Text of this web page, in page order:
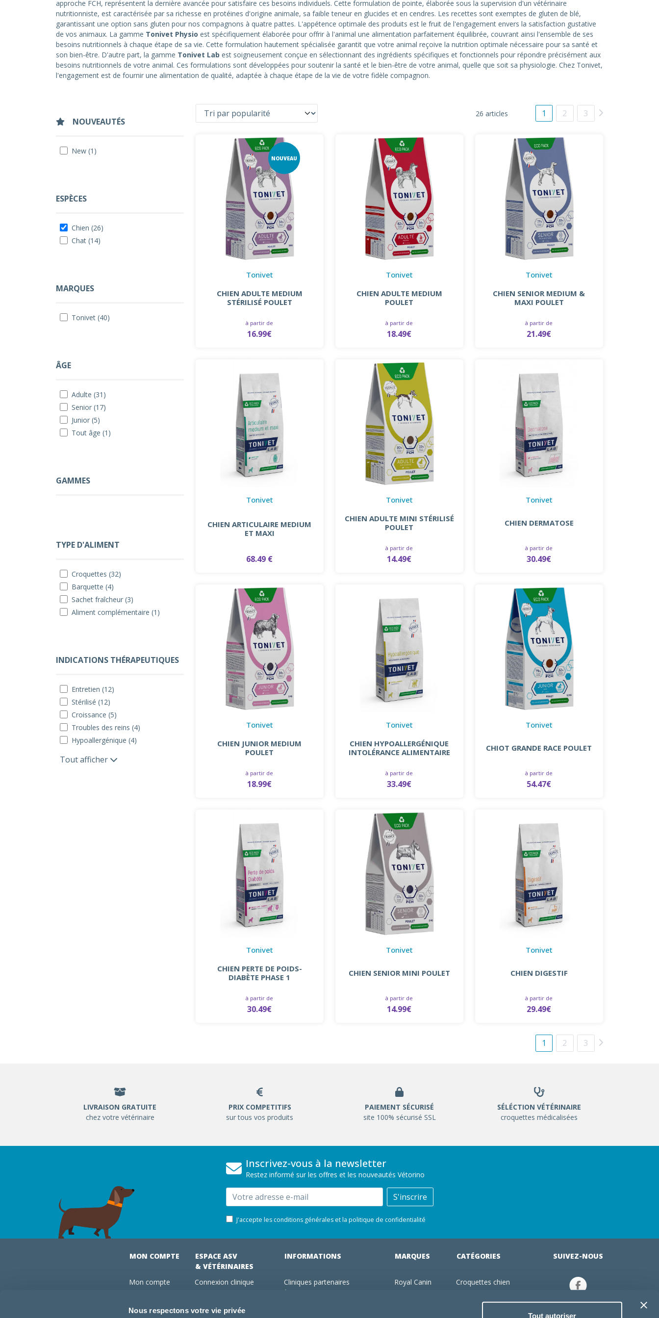
Nous respectons votre vie privée
Tout autoriser
approche FCH, représentent la dernière avancée pour satisfaire ces besoins individuels. Cette formulation de pointe, élaborée sous la supervision d'un vétérinaire
nutritionniste, est caractérisée par sa richesse en protéines d'origine animale, sa faible teneur en glucides et en cendres. Les recettes sont exemptes de gluten de blé,
garantissant une option sans gluten pour nos compagnons à quatre pattes. L'appétence optimale des produits est le fruit de l'engagement envers la satisfaction gustative
de vos animaux. La gamme Tonivet Physio est spécifiquement élaborée pour offrir à l'animal une alimentation parfaitement équilibrée, couvrant ainsi l'ensemble de ses
besoins nutritionnels à chaque étape de sa vie. Cette formulation hautement spécialisée garantit que votre animal reçoive la nutrition optimale nécessaire pour sa santé et
son bien-être. D'autre part, la gamme Tonivet Lab est soigneusement conçue en sélectionnant des ingrédients spécifiques et fonctionnels pour répondre précisément aux
besoins nutritionnels de votre animal. Ces formulations sont développées pour soutenir la santé et le bien-être de votre animal, quelle que soit sa physiologie. Chez Tonivet,
l'engagement est de fournir une alimentation de qualité, adaptée à chaque étape de la vie de votre fidèle compagnon.
NOUVEAUTÉS
New (1)
ESPÈCES
Chien (26)
Chat (14)
MARQUES
Tonivet (40)
ÂGE
Adulte (31)
Senior (17)
Junior (5)
Tout âge (1)
GAMMES
TYPE D'ALIMENT
Croquettes (32)
Barquette (4)
Sachet fraîcheur (3)
Aliment complémentaire (1)
INDICATIONS THÉRAPEUTIQUES
Entretien (12)
Stérilisé (12)
Croissance (5)
Troubles des reins (4)
Hypoallergénique (4)
Tout afficher
26 articles 1 2 3
NOUVEAU
Tonivet
CHIEN ADULTE MEDIUM
STÉRILISÉ POULET
à partir de
16.99€
Tonivet
CHIEN ADULTE MEDIUM
POULET
à partir de
18.49€
Tonivet
CHIEN SENIOR MEDIUM &
MAXI POULET
à partir de
21.49€
Tonivet
CHIEN ARTICULAIRE MEDIUM
ET MAXI
68.49 €
Tonivet
CHIEN ADULTE MINI STÉRILISÉ
POULET
à partir de
14.49€
Tonivet
CHIEN DERMATOSE
à partir de
30.49€
Tonivet
CHIEN JUNIOR MEDIUM
POULET
à partir de
18.99€
Tonivet
CHIEN HYPOALLERGÉNIQUE
INTOLÉRANCE ALIMENTAIRE
à partir de
33.49€
Tonivet
CHIOT GRANDE RACE POULET
à partir de
54.47€
Tonivet
CHIEN PERTE DE POIDS-
DIABÈTE PHASE 1
à partir de
30.49€
Tonivet
CHIEN SENIOR MINI POULET
à partir de
14.99€
Tonivet
CHIEN DIGESTIF
à partir de
29.49€
1 2 3
LIVRAISON GRATUITE
chez votre vétérinaire
PRIX COMPETITIFS
sur tous vos produits
PAIEMENT SÉCURISÉ
site 100% sécurisé SSL
SÉLÉCTION VÉTÉRINAIRE
croquettes médicalisées
Inscrivez-vous à la newsletter
Restez informé sur les offres et les nouveautés Vétorino
Email S'inscrire
J'accepte les conditions générales et la politique de confidentialité
MON COMPTE
Mon compte
ESPACE ASV
& VÉTÉRINAIRES
Connexion clinique
INFORMATIONS
Cliniques partenaires
MARQUES
Royal Canin
CATÉGORIES
Croquettes chien
Jouets chien
SUIVEZ-NOUS